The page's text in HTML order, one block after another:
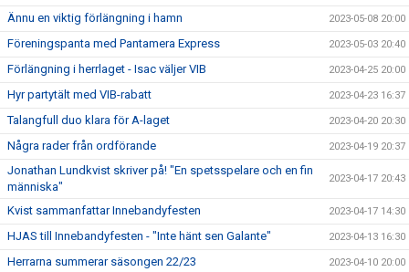
Ännu en viktig förlängning i hamn 2023-05-08 20:00
Föreningspanta med Pantamera Express 2023-05-03 20:40
Förlängning i herrlaget - Isac väljer VIB 2023-04-25 20:00
Hyr partytält med VIB-rabatt 2023-04-23 16:37
Talangfull duo klara för A-laget 2023-04-20 20:30
Några rader från ordförande 2023-04-19 20:37
Jonathan Lundkvist skriver på! "En spetsspelare och en fin
människa"
2023-04-17 20:43
Kvist sammanfattar Innebandyfesten 2023-04-17 14:30
HJAS till Innebandyfesten - "Inte hänt sen Galante" 2023-04-13 16:30
Herrarna summerar säsongen 22/23 2023-04-10 20:00